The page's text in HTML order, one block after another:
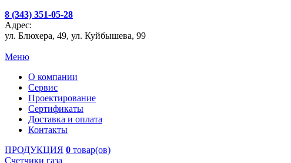
8 (343) 351-05-28
Адрес:
ул. Блюхера, 49, ул. Куйбышева, 99
Меню
О компании
Сервис
Проектирование
Сертификаты
Доставка и оплата
Контакты
ПРОДУКЦИЯ 0 товар(ов)
Счетчики газа